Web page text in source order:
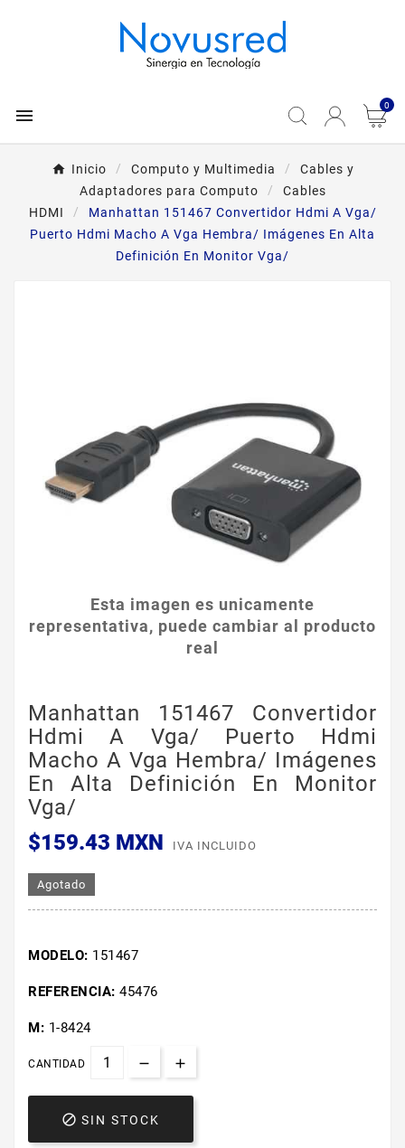
 0
Inicio Computo y Multimedia
Cables y
Adaptadores para Computo
Cables
HDMI
Manhattan 151467 Convertidor Hdmi A Vga/
Puerto Hdmi Macho A Vga Hembra/ Imágenes En Alta
Definición En Monitor Vga/
Esta imagen es unicamente
representativa, puede cambiar al producto
real
Manhattan 151467 Convertidor
Hdmi A Vga/ Puerto Hdmi
Macho A Vga Hembra/ Imágenes
En Alta Definición En Monitor
Vga/
$159.43 MXN
IVA INCLUIDO
Agotado
MODELO: 151467
REFERENCIA: 45476
M: 1-8424
CANTIDAD
 SIN STOCK